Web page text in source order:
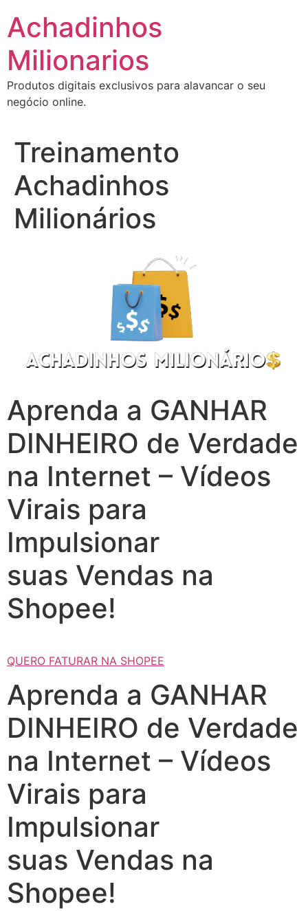
para
conteúdo
Achadinhos
Milionarios
Produtos digitais exclusivos para alavancar o seu
negócio online.
Treinamento
Achadinhos
Milionários
Aprenda a GANHAR
DINHEIRO de Verdade
na Internet – Vídeos
Virais para
Impulsionar
suas Vendas na
Shopee!
QUERO FATURAR NA SHOPEE
Aprenda a GANHAR
DINHEIRO de Verdade
na Internet – Vídeos
Virais para
Impulsionar
suas Vendas na
Shopee!